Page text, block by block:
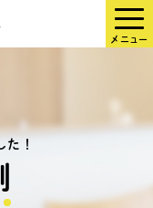
メニュー
た！